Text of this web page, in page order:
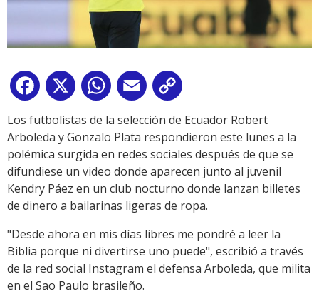
Facebook
X WhatsApp
Email
Link
Los futbolistas de la selección de Ecuador Robert
Arboleda y Gonzalo Plata respondieron este lunes a la
polémica surgida en redes sociales después de que se
difundiese un video donde aparecen junto al juvenil
Kendry Páez en un club nocturno donde lanzan billetes
de dinero a bailarinas ligeras de ropa.
"Desde ahora en mis días libres me pondré a leer la
Biblia porque ni divertirse uno puede", escribió a través
de la red social Instagram el defensa Arboleda, que milita
en el Sao Paulo brasileño.